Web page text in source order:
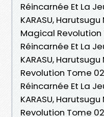
Réincarnée Et La
KARASU,
Magical
Réincarnée Et La
KARASU,
Revolution Tome
Réincarnée Et La
KARASU,
Revolution Tome